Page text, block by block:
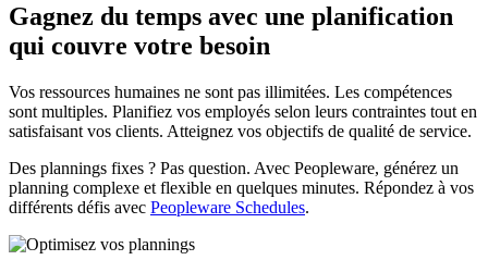
Gagnez du temps avec une planification
qui couvre votre besoin
Vos ressources humaines ne sont pas illimitées. Les compétences
sont multiples. Planifiez vos employés selon leurs contraintes tout en
satisfaisant vos clients. Atteignez vos objectifs de qualité de service.
Des plannings fixes ? Pas question. Avec Peopleware, générez un
planning complexe et flexible en quelques minutes. Répondez à vos
différents défis avec Peopleware Schedules.